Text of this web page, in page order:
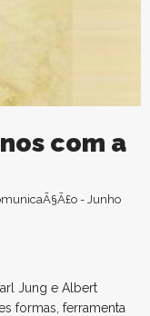
com a
- Junho
Jung e Albert
formas, ferramenta